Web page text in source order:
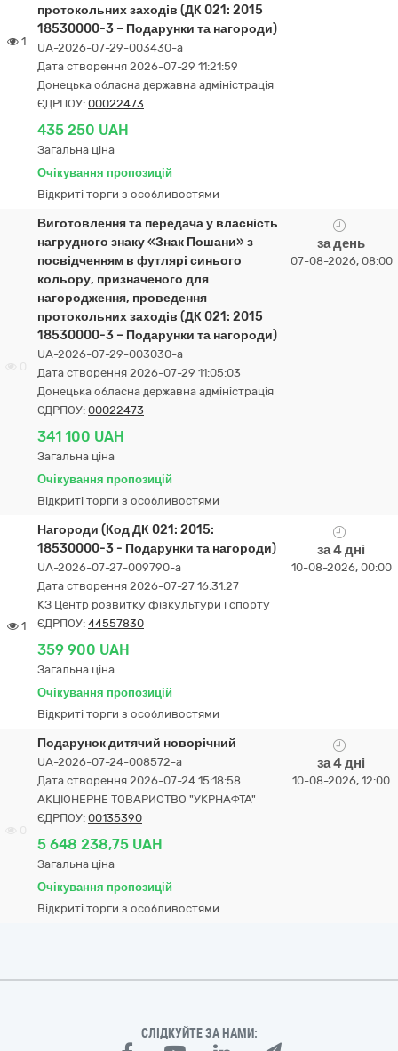
1
протокольних заходів (ДК 021: 2015
18530000-3 – Подарунки та нагороди)
UA-2026-07-29-003430-a
Дата створення 2026-07-29 11:21:59
Донецька обласна державна адміністрація
ЄДРПОУ: 00022473
435 250 UAH
Загальна ціна
Очікування пропозицій
Відкриті торги з особливостями
Виготовлення та передача у власність
нагрудного знаку «Знак Пошани» з
посвідченням в футлярі синього
кольору, призначеного для
нагородження, проведення
протокольних заходів (ДК 021: 2015
18530000-3 – Подарунки та нагороди)
UA-2026-07-29-003030-a
Дата створення 2026-07-29 11:05:03
Донецька обласна державна адміністрація
ЄДРПОУ: 00022473
341 100 UAH
Загальна ціна
Очікування пропозицій
Відкриті торги з особливостями
за день
07-08-2026, 08:00
1
Нагороди (Код ДК 021: 2015:
18530000-3 - Подарунки та нагороди)
UA-2026-07-27-009790-a
Дата створення 2026-07-27 16:31:27
КЗ Центр розвитку фізкультури і спорту
ЄДРПОУ: 44557830
359 900 UAH
Загальна ціна
Очікування пропозицій
Відкриті торги з особливостями
за 4 дні
10-08-2026, 00:00
Подарунок дитячий новорічний
UA-2026-07-24-008572-a
Дата створення 2026-07-24 15:18:58
АКЦІОНЕРНЕ ТОВАРИСТВО "УКPНAФТА"
ЄДРПОУ: 00135390
5 648 238,75 UAH
Загальна ціна
Очікування пропозицій
Відкриті торги з особливостями
за 4 дні
10-08-2026, 12:00
СЛІДКУЙТЕ ЗА НАМИ: